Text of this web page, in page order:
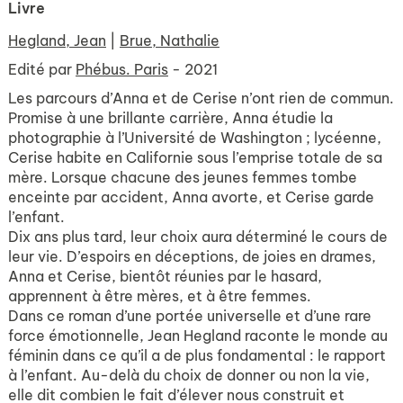
Livre
Hegland, Jean
Brue, Nathalie
Edité par Phébus. Paris - 2021
Les parcours d’Anna et de Cerise n’ont rien de commun.
Promise à une brillante carrière, Anna étudie la
photographie à l’Université de Washington ; lycéenne,
Cerise habite en Californie sous l’emprise totale de sa
mère. Lorsque chacune des jeunes femmes tombe
enceinte par accident, Anna avorte, et Cerise garde
l’enfant.
Dix ans plus tard, leur choix aura déterminé le cours de
leur vie. D’espoirs en déceptions, de joies en drames,
Anna et Cerise, bientôt réunies par le hasard,
apprennent à être mères, et à être femmes.
Dans ce roman d’une portée universelle et d’une rare
force émotionnelle, Jean Hegland raconte le monde au
féminin dans ce qu’il a de plus fondamental : le rapport
à l’enfant. Au-delà du choix de donner ou non la vie,
elle dit combien le fait d’élever nous construit et